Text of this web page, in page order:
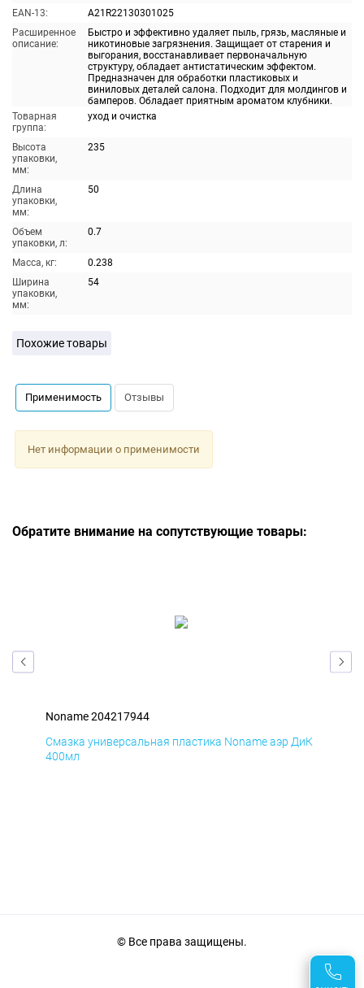
EAN-13:
A21R22130301025
Расширенное
описание:
Быстро и эффективно удаляет пыль, грязь, масляные и
никотиновые загрязнения. Защищает от старения и
выгорания, восстанавливает первоначальную
структуру, обладает антистатическим эффектом.
Предназначен для обработки пластиковых и
виниловых деталей салона. Подходит для молдингов и
бамперов. Обладает приятным ароматом клубники.
Товарная
группа:
уход и очистка
Высота
упаковки,
мм:
235
Длина
упаковки,
мм:
50
Объем
упаковки, л:
0.7
Масса, кг:
0.238
Ширина
упаковки,
мм:
54
Похожие товары
Применимость Отзывы
Нет информации о применимости
Обратите внимание на сопутствующие товары:
Noname 204217944
Смазка универсальная пластика Noname аэр ДиК
400мл
© Все права защищены.